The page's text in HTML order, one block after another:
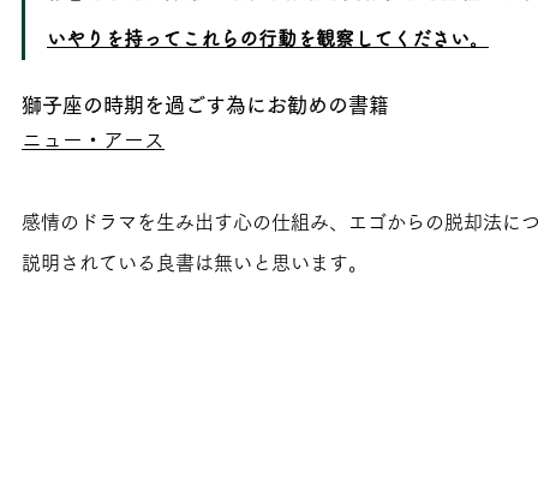
いやりを持ってこれらの行動を観察してください。
獅子座の時期を過ごす為にお勧めの書籍
ニュー・アース
感情のドラマを生み出す心の仕組み、エゴからの脱却法に
説明されている良書は無いと思います。